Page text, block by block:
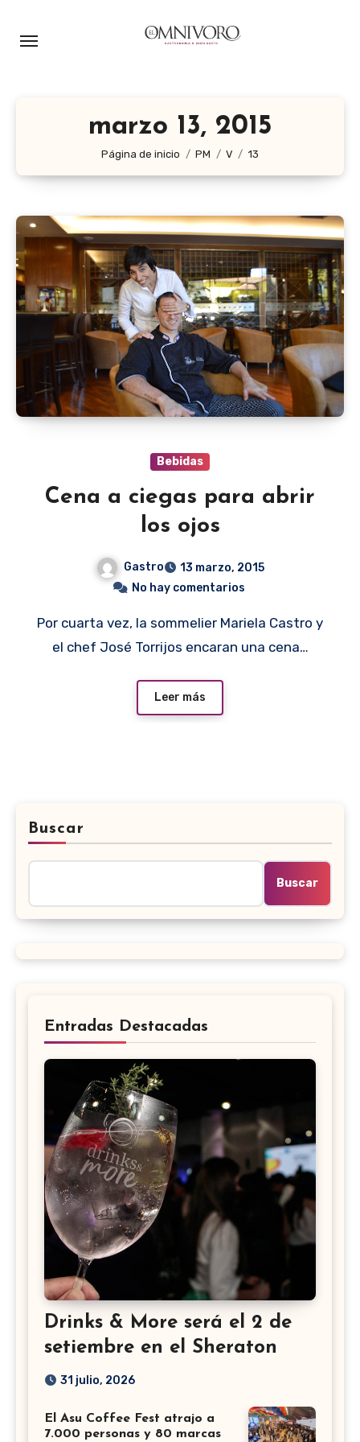
marzo 13, 2015
Página de inicio PM V 13
Bebidas
Cena a ciegas para abrir
los ojos
Gastro
13 marzo, 2015
No hay comentarios
Por cuarta vez, la sommelier Mariela Castro y
el chef José Torrijos encaran una cena…
Leer más
Buscar
Buscar
Entradas Destacadas
Drinks & More será el 2 de
setiembre en el Sheraton
31 julio, 2026
El Asu Coffee Fest atrajo a
7.000 personas y 80 marcas